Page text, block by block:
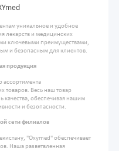
уникальное и удобное
лекарств и медицинских
ключевыми преимуществами,
и безопасным для клиентов.
продукция
ассортимента
товаров. Весь наш товар
качества, обеспечивая нашим
и безопасности.
сети филиалов
"Oxymed" обеспечивает
Наша разветвленная